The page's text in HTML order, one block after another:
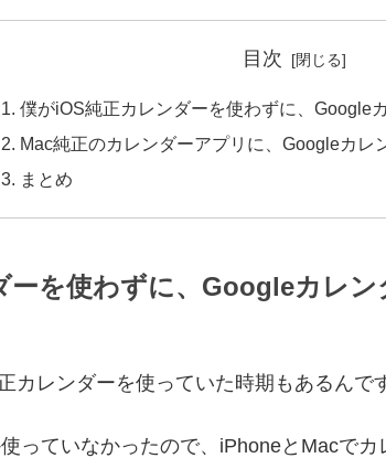
目次
僕がiOS純正カレンダーを使わずに、Google
Mac純正のカレンダーアプリに、Googleカレ
まとめ
ーを使わずに、Googleカレン
カレンダーを使っていた時期もあるんで
っていなかったので、iPhoneとMacで